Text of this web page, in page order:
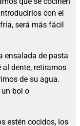
con el
será más fácil
ensalada de pasta
dente, retiramos
de su agua.
un bol o
estén cocidos, los